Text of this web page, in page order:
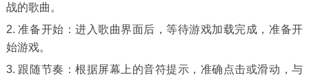
战的歌曲。
2. 准备开始：进入歌曲界面后，等待游戏加载完成，准备开
始游戏。
3. 跟随节奏：根据屏幕上的音符提示，准确点击或滑动，与